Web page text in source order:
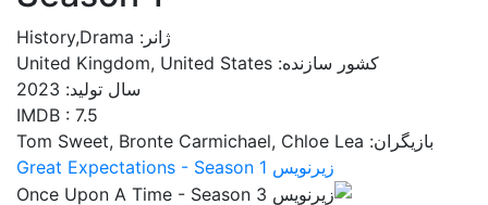
ژانر: History,Drama
کشور سازنده: United Kingdom, United States
سال تولید: 2023
IMDB : 7.5
بازیگران: Tom Sweet, Bronte Carmichael, Chloe Lea
زیرنویس Great Expectations - Season 1